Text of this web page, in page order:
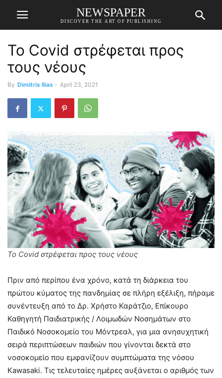
NEWSPAPER
DISCOVER THE ART OF PUBLISHING
Το Covid στρέφεται προς
τους νέους
By Dimitris Ilias - April 23, 2021
Το Covid στρέφεται προς τους νέους
Πριν από περίπου ένα χρόνο, κατά τη διάρκεια του
πρώτου κύματος της πανδημίας σε πλήρη εξέλιξη, πήραμε
συνέντευξη από το Δρ. Χρήστο Καράτζιο, Επίκουρο
Καθηγητή Παιδιατρικής / Λοιμωδών Νοσημάτων στο
Παιδικό Νοσοκομείο του Μόντρεαλ, για μια ανησυχητική
σειρά περιπτώσεων παιδιών που γίνονται δεκτά στο
νοσοκομείο που εμφανίζουν συμπτώματα της νόσου
Kawasaki. Τις τελευταίες ημέρες αυξάνεται ο αριθμός των